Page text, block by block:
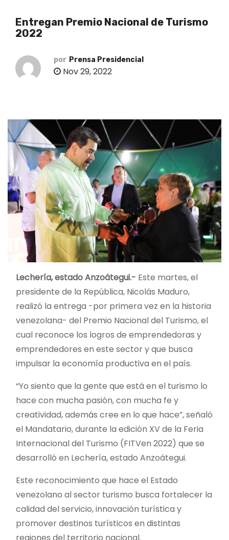
Entregan Premio Nacional de Turismo
2022
por Prensa Presidencial
Nov 29, 2022
Lechería, estado Anzoátegui.- Este martes, el
presidente de la República, Nicolás Maduro,
realizó la entrega -por primera vez en la historia
venezolana- del Premio Nacional del Turismo, el
cual reconoce los logros de emprendedoras y
emprendedores en este sector y que busca
impulsar la economía productiva en el país.
“Yo siento que la gente que está en el turismo lo
hace con mucha pasión, con mucha fe y
creatividad, además cree en lo que hace”, señaló
el Mandatario, durante la edición XV de la Feria
Internacional del Turismo (FITVen 2022) que se
desarrolló en Lechería, estado Anzoátegui.
Este reconocimiento que hace el Estado
venezolano al sector turismo busca fortalecer la
calidad del servicio, innovación turística y
promover destinos turísticos en distintas
regiones del territorio nacional.